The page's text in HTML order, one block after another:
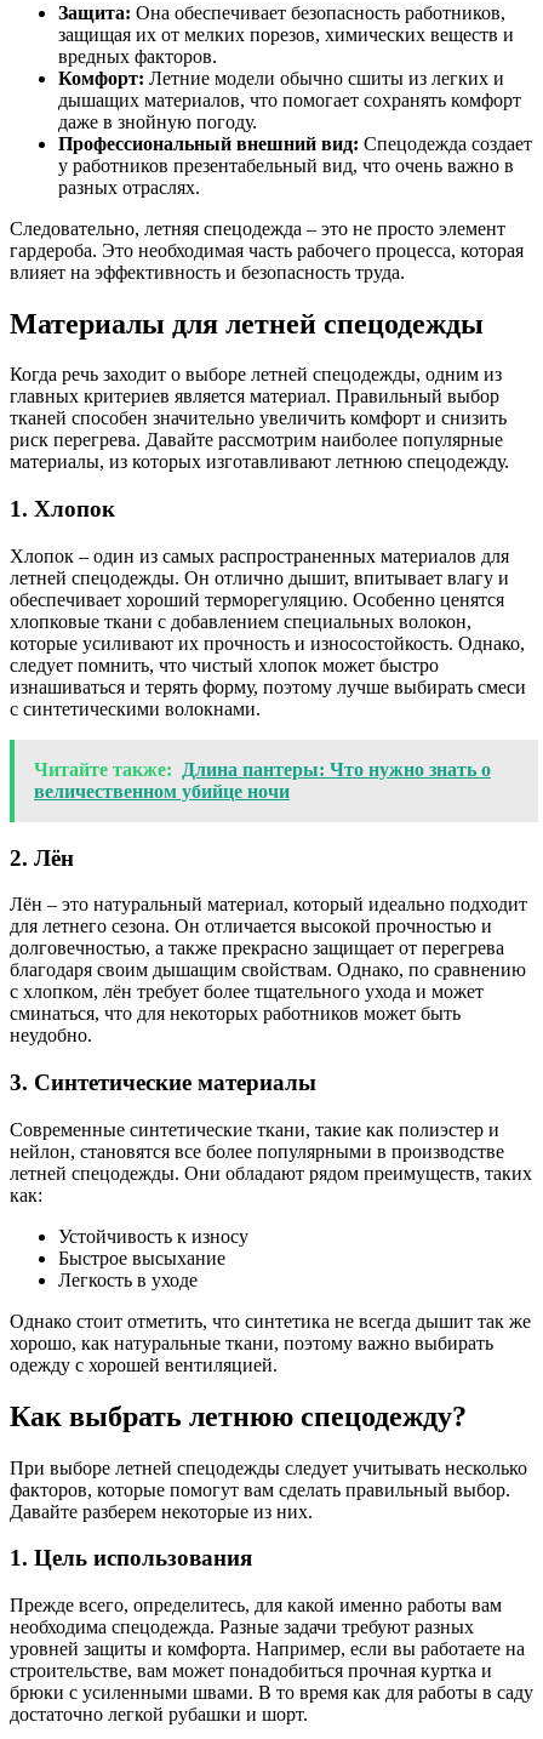
Защита: Она обеспечивает безопасность работников,
защищая их от мелких порезов, химических веществ и
вредных факторов.
Комфорт: Летние модели обычно сшиты из легких и
дышащих материалов, что помогает сохранять комфорт
даже в знойную погоду.
Профессиональный внешний вид: Спецодежда создает
у работников презентабельный вид, что очень важно в
разных отраслях.
Следовательно, летняя спецодежда – это не просто элемент
гардероба. Это необходимая часть рабочего процесса, которая
влияет на эффективность и безопасность труда.
Материалы для летней спецодежды
Когда речь заходит о выборе летней спецодежды, одним из
главных критериев является материал. Правильный выбор
тканей способен значительно увеличить комфорт и снизить
риск перегрева. Давайте рассмотрим наиболее популярные
материалы, из которых изготавливают летнюю спецодежду.
1. Хлопок
Хлопок – один из самых распространенных материалов для
летней спецодежды. Он отлично дышит, впитывает влагу и
обеспечивает хороший терморегуляцию. Особенно ценятся
хлопковые ткани с добавлением специальных волокон,
которые усиливают их прочность и износостойкость. Однако,
следует помнить, что чистый хлопок может быстро
изнашиваться и терять форму, поэтому лучше выбирать смеси
с синтетическими волокнами.
Читайте также:
Длина пантеры: Что нужно знать о
величественном убийце ночи
2. Лён
Лён – это натуральный материал, который идеально подходит
для летнего сезона. Он отличается высокой прочностью и
долговечностью, а также прекрасно защищает от перегрева
благодаря своим дышащим свойствам. Однако, по сравнению
с хлопком, лён требует более тщательного ухода и может
сминаться, что для некоторых работников может быть
неудобно.
3. Синтетические материалы
Современные синтетические ткани, такие как полиэстер и
нейлон, становятся все более популярными в производстве
летней спецодежды. Они обладают рядом преимуществ, таких
как:
Устойчивость к износу
Быстрое высыхание
Легкость в уходе
Однако стоит отметить, что синтетика не всегда дышит так же
хорошо, как натуральные ткани, поэтому важно выбирать
одежду с хорошей вентиляцией.
Как выбрать летнюю спецодежду?
При выборе летней спецодежды следует учитывать несколько
факторов, которые помогут вам сделать правильный выбор.
Давайте разберем некоторые из них.
1. Цель использования
Прежде всего, определитесь, для какой именно работы вам
необходима спецодежда. Разные задачи требуют разных
уровней защиты и комфорта. Например, если вы работаете на
строительстве, вам может понадобиться прочная куртка и
брюки с усиленными швами. В то время как для работы в саду
достаточно легкой рубашки и шорт.